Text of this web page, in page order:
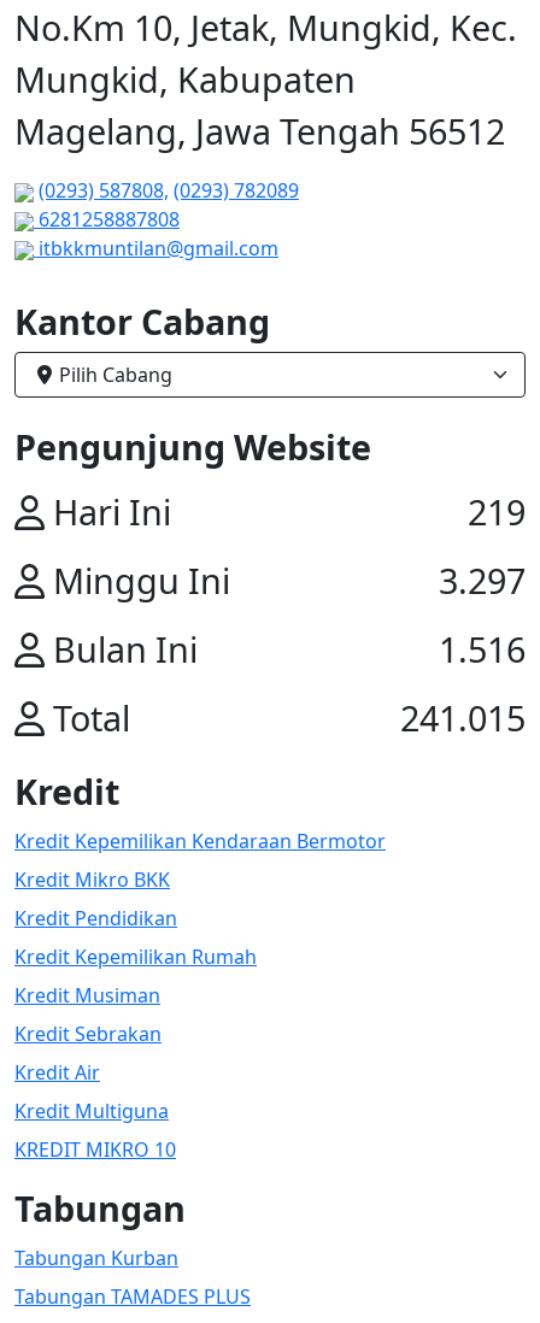
No.Km 10, Jetak, Mungkid, Kec.
Mungkid, Kabupaten
Magelang, Jawa Tengah 56512
(0293) 587808, (0293) 782089
6281258887808
itbkkmuntilan@gmail.com
Pengunjung Website
Hari Ini
219
Minggu Ini
3.297
Bulan Ini
1.516
Total
241.015
Kantor Cabang
Pilih Cabang
Kredit
Kredit Kepemilikan Kendaraan Bermotor
Kredit Mikro BKK
Kredit Pendidikan
Kredit Kepemilikan Rumah
Kredit Musiman
Kredit Sebrakan
Kredit Air
Kredit Multiguna
KREDIT MIKRO 10
Tabungan
Tabungan Kurban
Tabungan TAMADES PLUS